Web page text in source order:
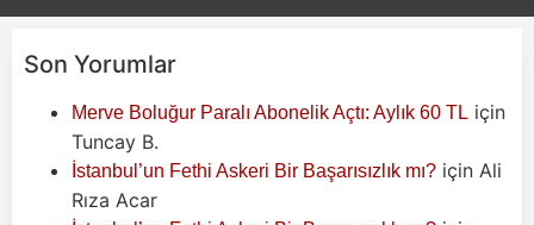
Son Yorumlar
Merve Boluğur Paralı Abonelik Açtı: Aylık 60 TL için
Tuncay B.
İstanbul’un Fethi Askeri Bir Başarısızlık mı? için Ali
Rıza Acar